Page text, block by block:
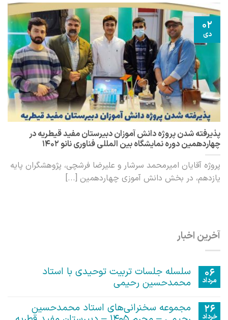
پذیرفته شدن پروژه دانش آموزان دبیرستان مفید قیطریه در
چهاردهمین دوره نمایشگاه بین المللی فناوری نانو ۱۴۰۲
پروژه آقایان امیرمحمد سرشار و علیرضا فرشچی، پژوهشگران پایه
یازدهم، در بخش دانش آموزی چهاردهمین [...]
02
دی
آخرین اخبار
06
مرداد
سلسله جلسات تربیت توحیدی با استاد
محمدحسین رحیمی
برای
سلسله
ثبت
نشده
26
خرداد
مجموعه سخنرانی‌های استاد محمدحسین